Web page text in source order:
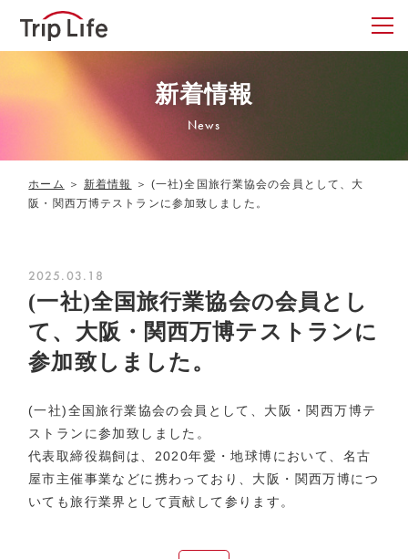
新着情報
News
ホーム ＞新着情報 ＞ (一社)全国旅行業協会の会員として、大
阪・関西万博テストランに参加致しました。
2025.03.18
(一社)全国旅行業協会の会員とし
て、大阪・関西万博テストランに
参加致しました。
(一社)全国旅行業協会の会員として、大阪・関西万博テ
ストランに参加致しました。
代表取締役鵜飼は、2020年愛・地球博において、名古
屋市主催事業などに携わっており、大阪・関西万博につ
いても旅行業界として貢献して参ります。